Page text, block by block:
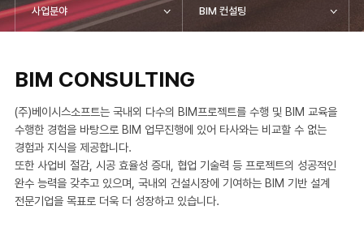
사업분야 BIM 컨설팅
BIM CONSULTING
(주)베이시스소프트는 국내외 다수의 BIM프로젝트를 수행 및 BIM 교육을
수행한 경험을 바탕으로 BIM 업무진행에 있어 타사와는 비교할 수 없는
경험과 지식을 제공합니다.
또한 사업비 절감, 시공 효율성 증대, 협업 기술력 등 프로젝트의 성공적인
완수 능력을 갖추고 있으며, 국내외 건설시장에 기여하는 BIM 기반 설계
전문기업을 목표로 더욱 더 성장하고 있습니다.